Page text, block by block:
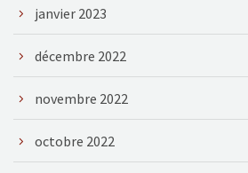
janvier 2023
décembre 2022
novembre 2022
octobre 2022